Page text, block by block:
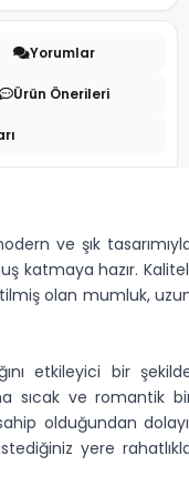
Yorumlar
Ürün Önerileri
ve şık
katmaya hazır.
olan mumluk,
etkileyici bir
sıcak ve romantik
olduğundan
yere